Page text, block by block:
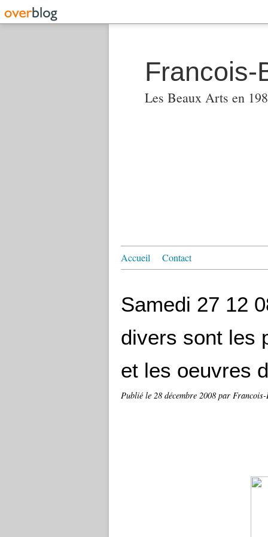
Francois-
Les Beaux Arts en
Accueil Contact
Samedi 27 12
divers sont les
et les oeuvres
Publié le 28 décembre 2008 par Francois-